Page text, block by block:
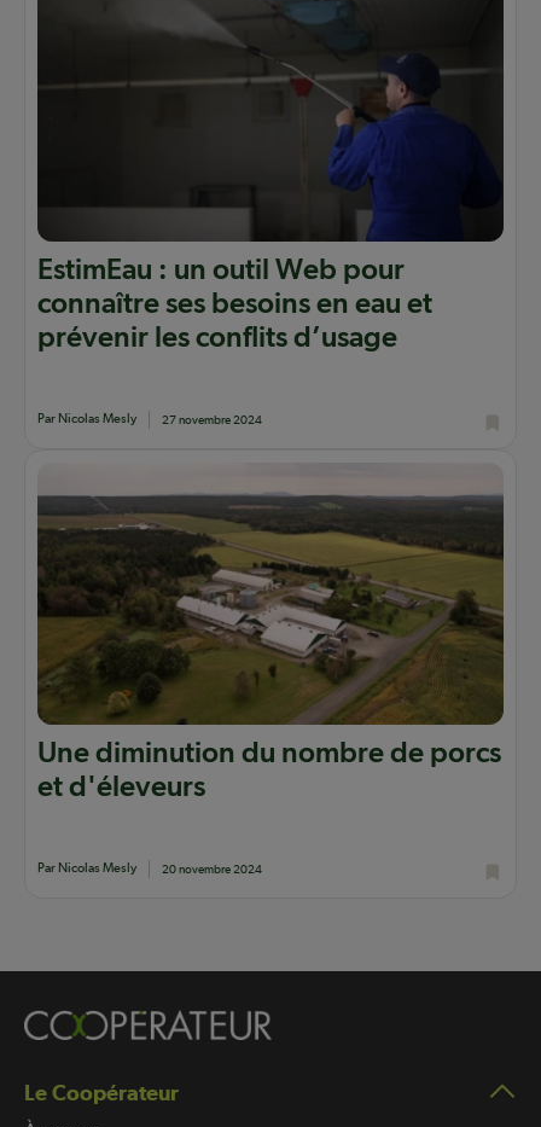
EstimEau : un outil Web pour
connaître ses besoins en eau et
prévenir les conflits d’usage
Par Nicolas Mesly 27 novembre 2024
Une diminution du nombre de porcs
et d'éleveurs
Par Nicolas Mesly 20 novembre 2024
Le Coopérateur